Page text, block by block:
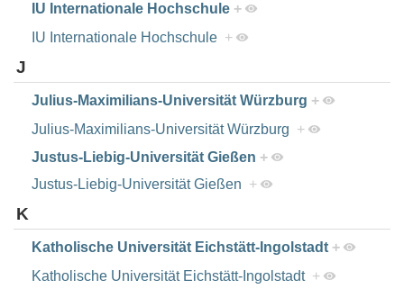
IU Internationale Hochschule +
IU Internationale Hochschule +
J
Julius-Maximilians-Universität Würzburg +
Julius-Maximilians-Universität Würzburg +
Justus-Liebig-Universität Gießen +
Justus-Liebig-Universität Gießen +
K
Katholische Universität Eichstätt-Ingolstadt +
Katholische Universität Eichstätt-Ingolstadt +